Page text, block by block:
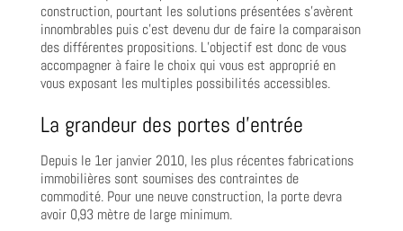
construction, pourtant les solutions présentées s’avèrent
innombrables puis c’est devenu dur de faire la comparaison
des différentes propositions. L’objectif est donc de vous
accompagner à faire le choix qui vous est approprié en
vous exposant les multiples possibilités accessibles.
La grandeur des portes d’entrée
Depuis le 1er janvier 2010, les plus récentes fabrications
immobilières sont soumises des contraintes de
commodité. Pour une neuve construction, la porte devra
avoir 0,93 mètre de large minimum.